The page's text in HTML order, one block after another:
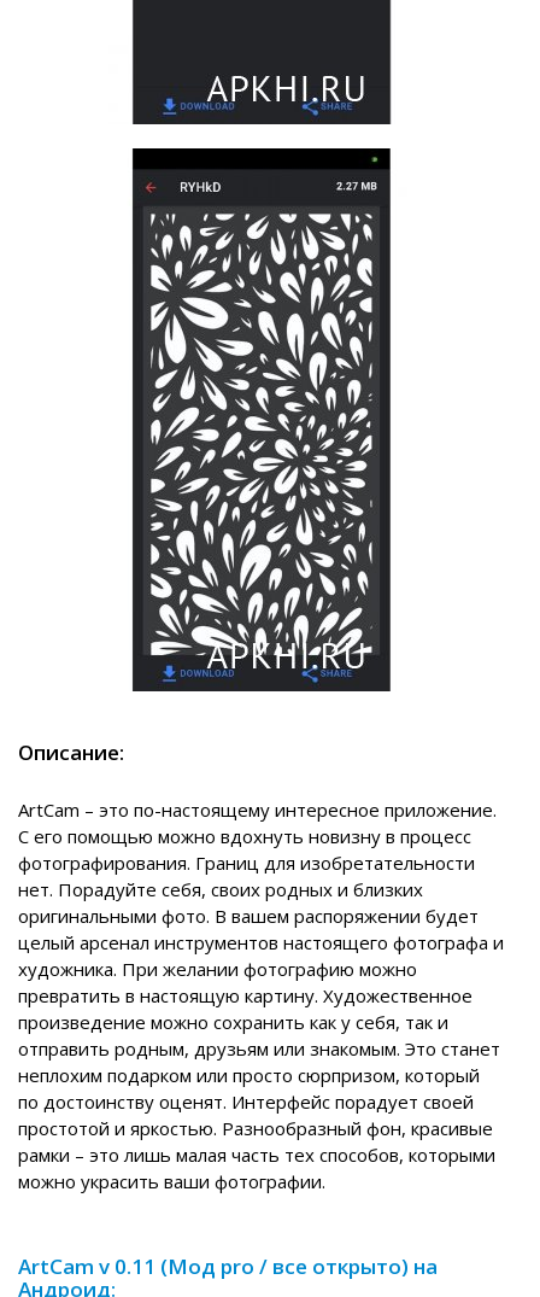
Описание:
ArtCam – это по-настоящему интересное приложение.
С его помощью можно вдохнуть новизну в процесс
фотографирования. Границ для изобретательности
нет. Порадуйте себя, своих родных и близких
оригинальными фото. В вашем распоряжении будет
целый арсенал инструментов настоящего фотографа и
художника. При желании фотографию можно
превратить в настоящую картину. Художественное
произведение можно сохранить как у себя, так и
отправить родным, друзьям или знакомым. Это станет
неплохим подарком или просто сюрпризом, который
по достоинству оценят. Интерфейс порадует своей
простотой и яркостью. Разнообразный фон, красивые
рамки – это лишь малая часть тех способов, которыми
можно украсить ваши фотографии.
ArtCam v 0.11 (Мод pro / все открыто) на
Андроид: